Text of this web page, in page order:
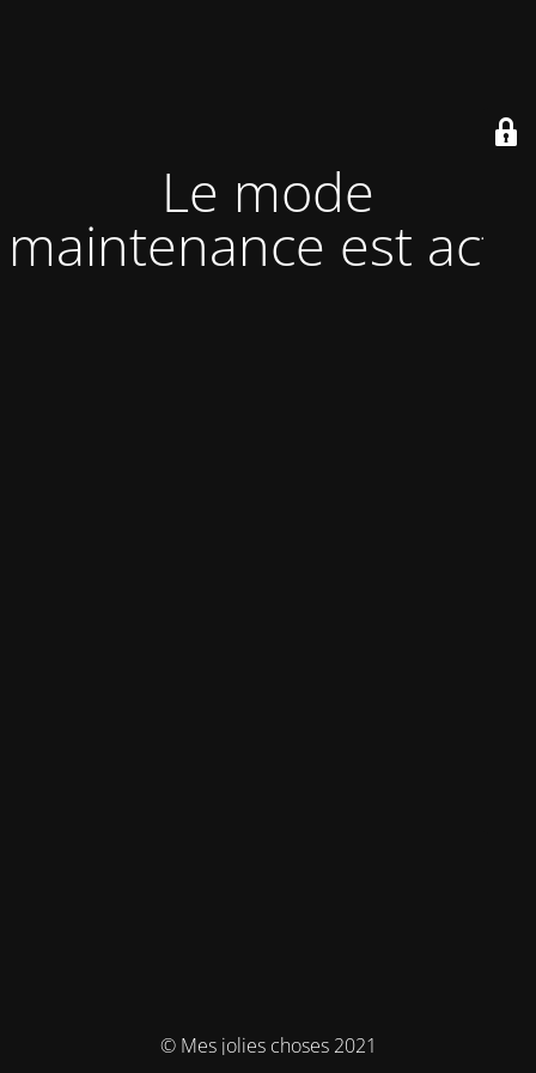
Le mode
maintenance est actif
© Mes jolies choses 2021